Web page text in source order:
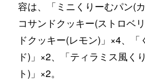
容は、「ミニくりーむパン(
コサンドクッキー(ストロベ
ドクッキー(レモン)」×4、
ド)」×2、「ティラミス風く
ト)」×2。